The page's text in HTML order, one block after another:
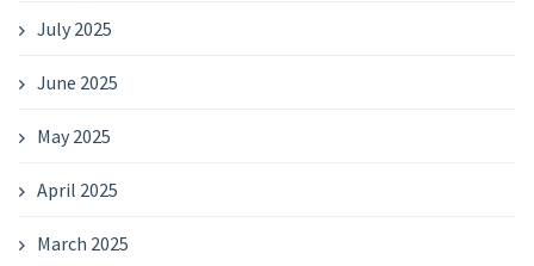
July 2025
June 2025
May 2025
April 2025
March 2025